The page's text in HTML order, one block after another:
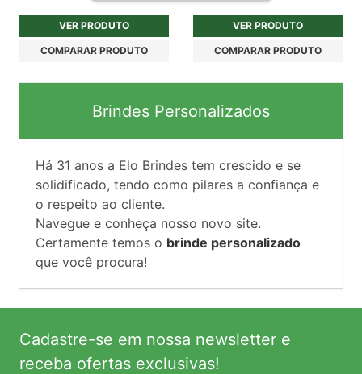
VER PRODUTO
COMPARAR PRODUTO
VER PRODUTO
COMPARAR PRODUTO
Brindes Personalizados
Há 31 anos a Elo Brindes tem crescido e se
solidificado, tendo como pilares a confiança e
o respeito ao cliente.
Navegue e conheça nosso novo site.
Certamente temos o brinde personalizado
que você procura!
Cadastre-se em nossa newsletter e
receba ofertas exclusivas!